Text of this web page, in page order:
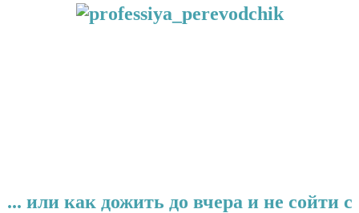
... или как дожить до вчера и не сойти с